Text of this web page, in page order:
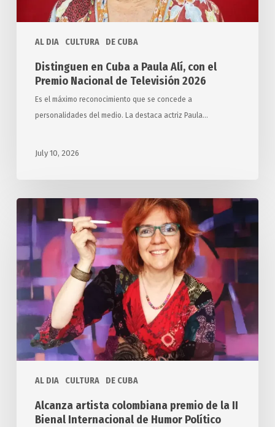
AL DIA CULTURA DE CUBA
Televisión
Distinguen en Cuba a Paula Alí, con el
Premio Nacional de Televisión 2026
Es el máximo reconocimiento que se concede a
personalidades del medio. La destaca actriz Paula…
July 10, 2026
AL DIA CULTURA DE CUBA
artista
colombiana
premio
de
la
II
Bienal
Internacional
Político
Alcanza artista colombiana premio de la II
Bienal Internacional de Humor Político